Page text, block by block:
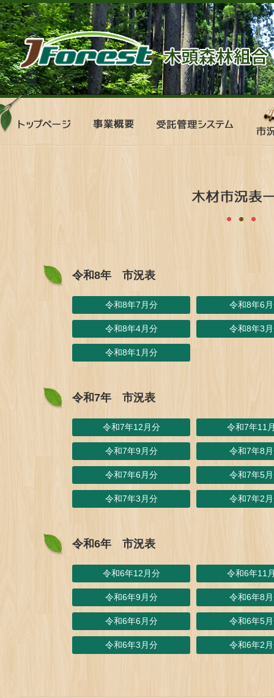
ッ
ペ
業
要
託
理
況
表
令和8年 市況表
令和8年7月分 令和8年6
令和8年4月分 令和8年3
令和8年1月分
令和7年 市況表
令和7年12月分 令和7年11
令和7年9月分 令和7年8
令和7年6月分 令和7年5
令和7年3月分 令和7年2
令和6年 市況表
令和6年12月分 令和6年11
令和6年9月分 令和6年8
令和6年6月分 令和6年5
令和6年3月分 令和6年2